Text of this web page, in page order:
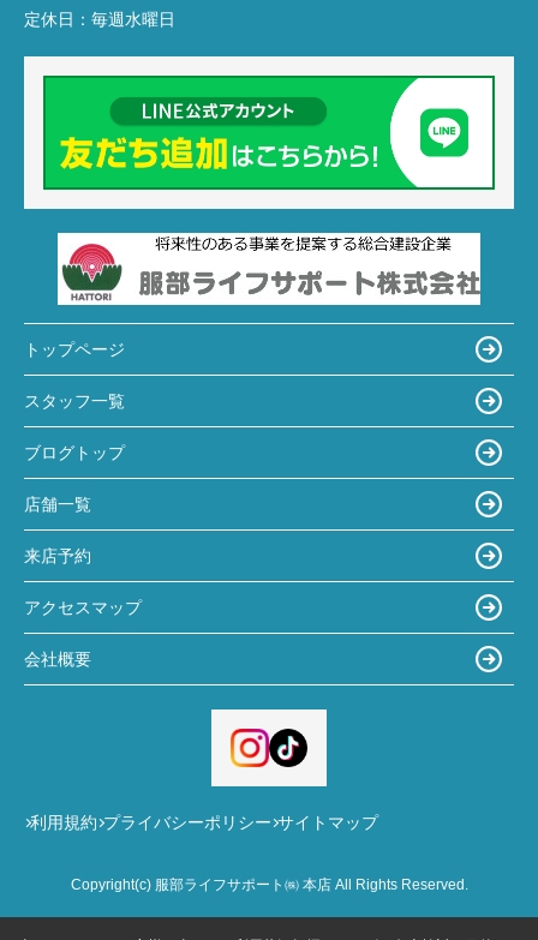
定休日： 毎週水曜日
トップページ
スタッフ一覧
ブログトップ
店舗一覧
来店予約
アクセスマップ
会社概要
利用規約 プライバシーポリシー サイトマップ
Copyright(c) 服部ライフサポート㈱ 本店 All Rights Reserved.